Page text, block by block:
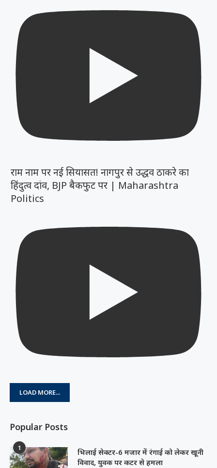
राम नाम पर नई सियासत! नागपुर से उद्धव ठाकरे का
हिंदुत्व दांव, BJP बैकफुट पर | Maharashtra
Politics
LOAD MORE...
Popular Posts
1
भिलाई सेक्टर-6 मजार में रंगाई को लेकर खूनी
विवाद, युवक पर कटर से हमला